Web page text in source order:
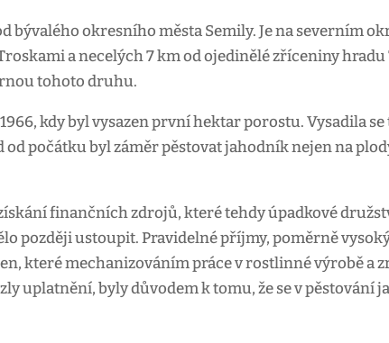
bývalého okresního města Semily. Je na severním
a necelých 7 km od ojedinělé zříceniny hradu
tohoto druhu.
kdy byl vysazen první hektar porostu. Vysadila
od počátku byl záměr pěstovat jahodník nejen na
finančních zdrojů, které tehdy úpadkové
později ustoupit. Pravidelné příjmy, poměrně
které mechanizováním práce v rostlinné výrobě a
uplatnění, byly důvodem k tomu, že se v pěstování